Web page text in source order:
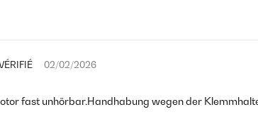
19/04/2021
02/02/2026
fast unhörbar.Handhabung wegen der